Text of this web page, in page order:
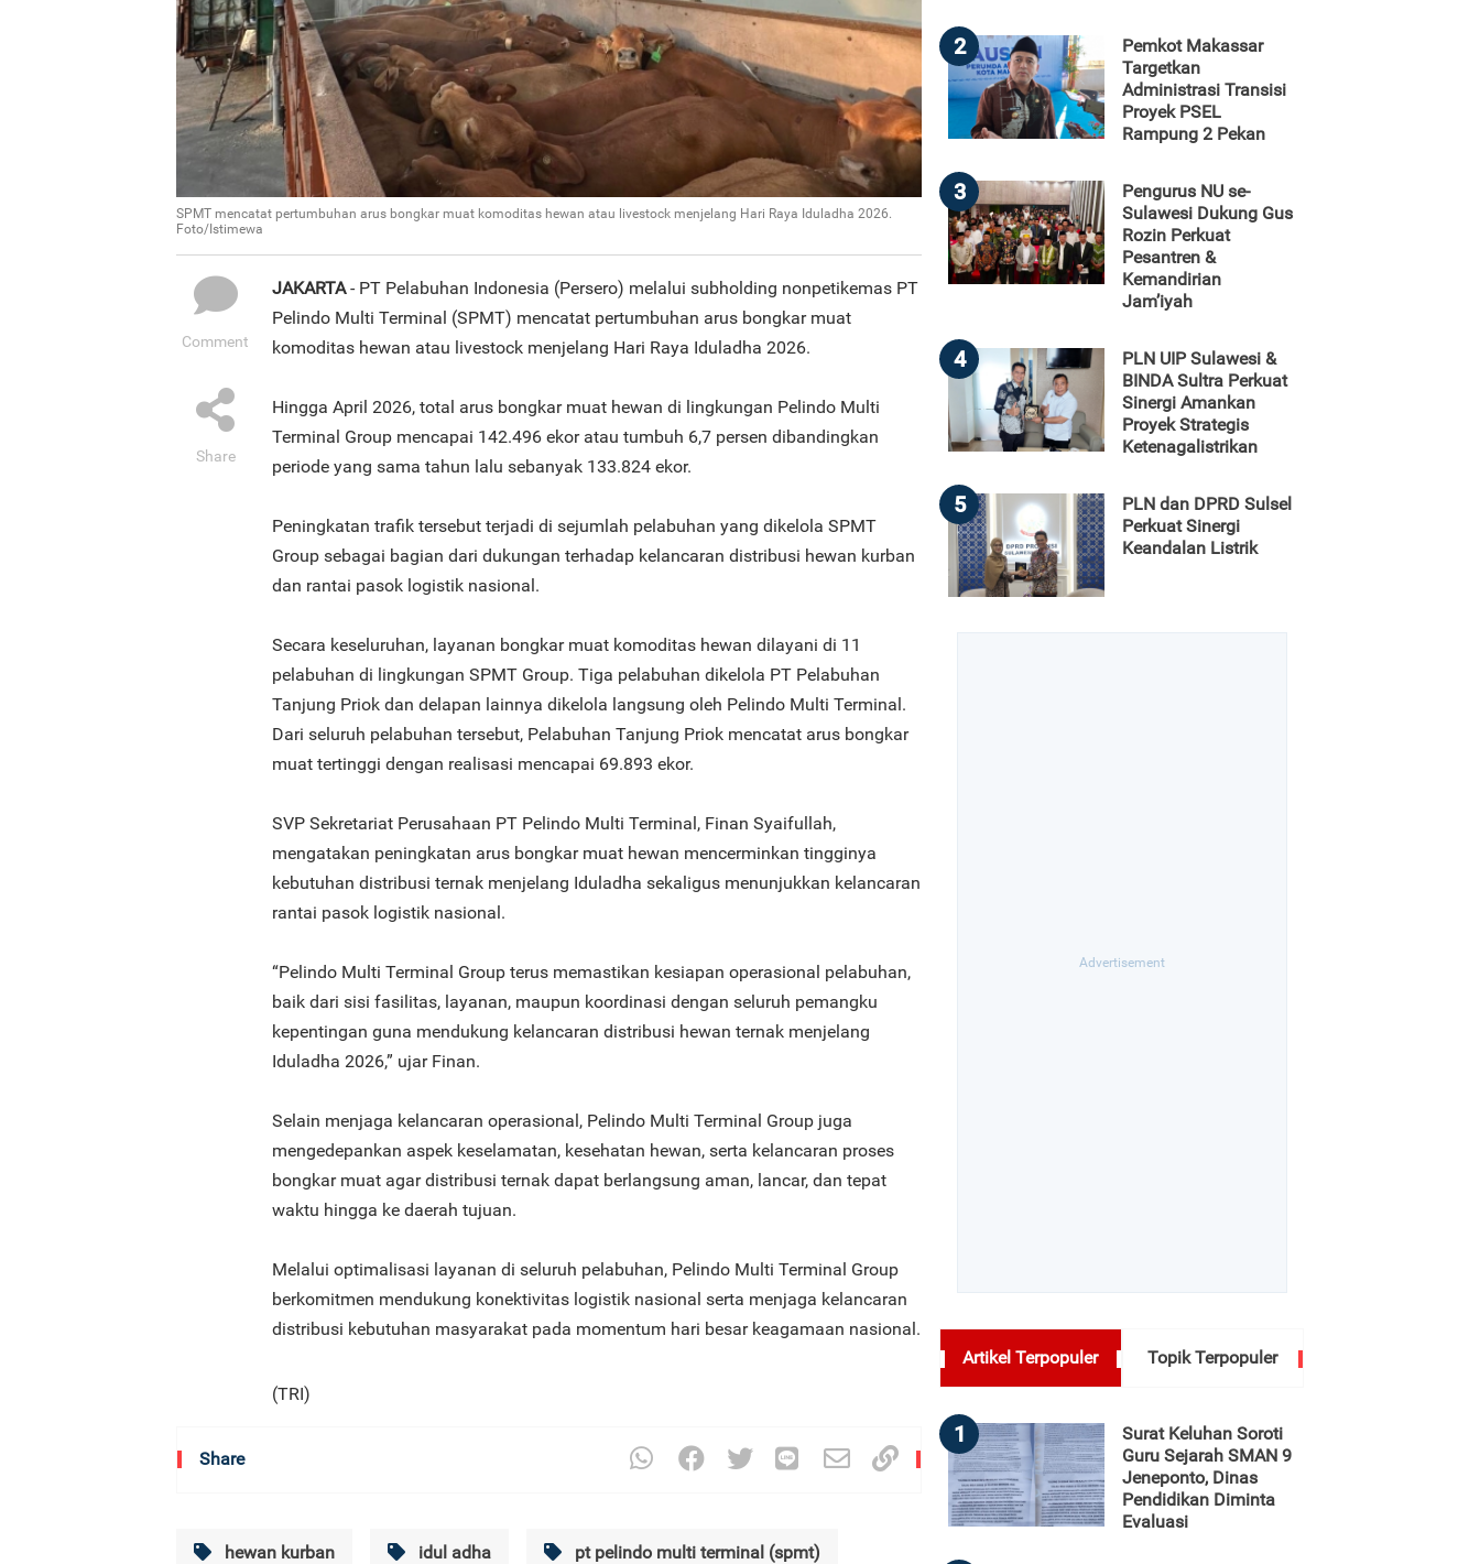
SPMT mencatat pertumbuhan arus bongkar muat komoditas hewan atau livestock menjelang Hari Raya Iduladha 2026.
Foto/Istimewa
Comment
Share
JAKARTA- PT Pelabuhan Indonesia (Persero) melalui subholding nonpetikemas PT
Pelindo Multi Terminal (SPMT) mencatat pertumbuhan arus bongkar muat
komoditas hewan atau livestock menjelang Hari Raya Iduladha 2026.
Hingga April 2026, total arus bongkar muat hewan di lingkungan Pelindo Multi
Terminal Group mencapai 142.496 ekor atau tumbuh 6,7 persen dibandingkan
periode yang sama tahun lalu sebanyak 133.824 ekor.
Peningkatan trafik tersebut terjadi di sejumlah pelabuhan yang dikelola SPMT
Group sebagai bagian dari dukungan terhadap kelancaran distribusi hewan kurban
dan rantai pasok logistik nasional.
Secara keseluruhan, layanan bongkar muat komoditas hewan dilayani di 11
pelabuhan di lingkungan SPMT Group. Tiga pelabuhan dikelola PT Pelabuhan
Tanjung Priok dan delapan lainnya dikelola langsung oleh Pelindo Multi Terminal.
Dari seluruh pelabuhan tersebut, Pelabuhan Tanjung Priok mencatat arus bongkar
muat tertinggi dengan realisasi mencapai 69.893 ekor.
SVP Sekretariat Perusahaan PT Pelindo Multi Terminal, Finan Syaifullah,
mengatakan peningkatan arus bongkar muat hewan mencerminkan tingginya
kebutuhan distribusi ternak menjelang Iduladha sekaligus menunjukkan kelancaran
rantai pasok logistik nasional.
“Pelindo Multi Terminal Group terus memastikan kesiapan operasional pelabuhan,
baik dari sisi fasilitas, layanan, maupun koordinasi dengan seluruh pemangku
kepentingan guna mendukung kelancaran distribusi hewan ternak menjelang
Iduladha 2026,” ujar Finan.
Selain menjaga kelancaran operasional, Pelindo Multi Terminal Group juga
mengedepankan aspek keselamatan, kesehatan hewan, serta kelancaran proses
bongkar muat agar distribusi ternak dapat berlangsung aman, lancar, dan tepat
waktu hingga ke daerah tujuan.
Melalui optimalisasi layanan di seluruh pelabuhan, Pelindo Multi Terminal Group
berkomitmen mendukung konektivitas logistik nasional serta menjaga kelancaran
distribusi kebutuhan masyarakat pada momentum hari besar keagamaan nasional.
(TRI)
Share
hewan kurban idul adha pt pelindo multi terminal (spmt)
2
Pemkot Makassar
Targetkan
Administrasi Transisi
Proyek PSEL
Rampung 2 Pekan
3
Pengurus NU se-
Sulawesi Dukung Gus
Rozin Perkuat
Pesantren &
Kemandirian
Jam’iyah
4
PLN UIP Sulawesi &
BINDA Sultra Perkuat
Sinergi Amankan
Proyek Strategis
Ketenagalistrikan
5
PLN dan DPRD Sulsel
Perkuat Sinergi
Keandalan Listrik
Artikel Terpopuler Topik Terpopuler
1
Surat Keluhan Soroti
Guru Sejarah SMAN 9
Jeneponto, Dinas
Pendidikan Diminta
Evaluasi